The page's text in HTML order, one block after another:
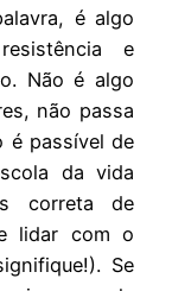
é algo
e
Não é algo
não passa
é passível de
da vida
correta de
lidar com o
Se